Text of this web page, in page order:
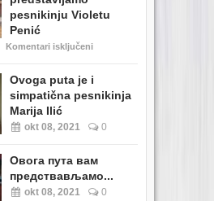
pesnikinju Violetu
Penić
Komentari isključeni
Ovoga puta je i
simpatična pesnikinja
Marija Ilić
okt 08, 2021 0
Овога пута вам
предствављамо...
okt 08, 2021 0